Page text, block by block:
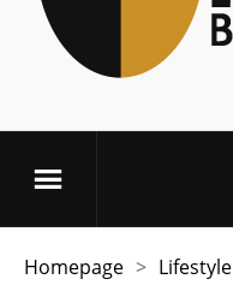
Homepage > Lifestyle